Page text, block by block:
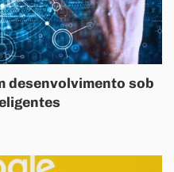
desenvolvimento sob